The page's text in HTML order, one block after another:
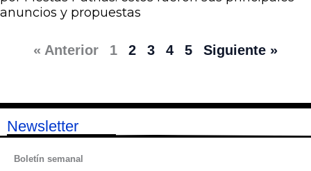
anuncios y propuestas
« Anterior 1 2 3 4 5 Siguiente »
Newsletter
Boletín semanal